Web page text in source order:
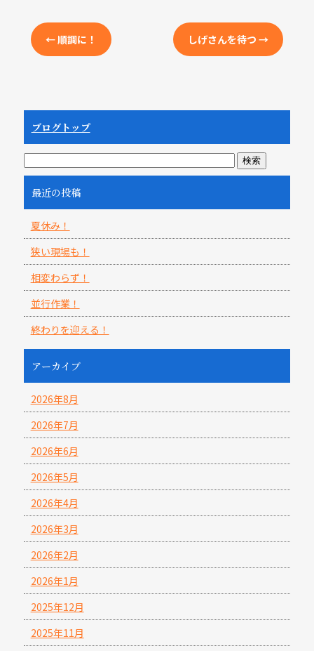
←順調に！ しげさんを待つ→
ブログトップ
最近の投稿
夏休み！
狭い現場も！
相変わらず！
並行作業！
終わりを迎える！
アーカイブ
2026年8月
2026年7月
2026年6月
2026年5月
2026年4月
2026年3月
2026年2月
2026年1月
2025年12月
2025年11月